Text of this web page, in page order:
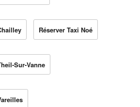
Réserver Taxi Noé
Sur-Vanne